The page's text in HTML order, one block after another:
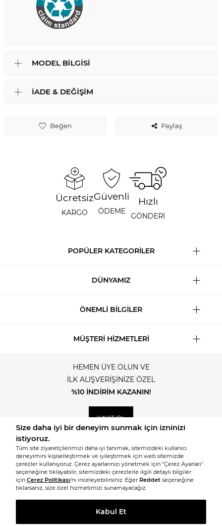
Beğen Paylaş
MODEL BILGISI
İADE & DEĞIŞIM
Ücretsiz
KARGO
Güvenli
ÖDEME
Hızlı
GÖNDERİ
POPÜLER KATEGORİLER
DÜNYAMIZ
ÖNEMLİ BİLGİLER
MÜŞTERİ HİZMETLERİ
HEMEN ÜYE OLUN VE
İLK ALIŞVERİŞİNİZE ÖZEL
%10 İNDİRİM KAZANIN!
KAYIT OL